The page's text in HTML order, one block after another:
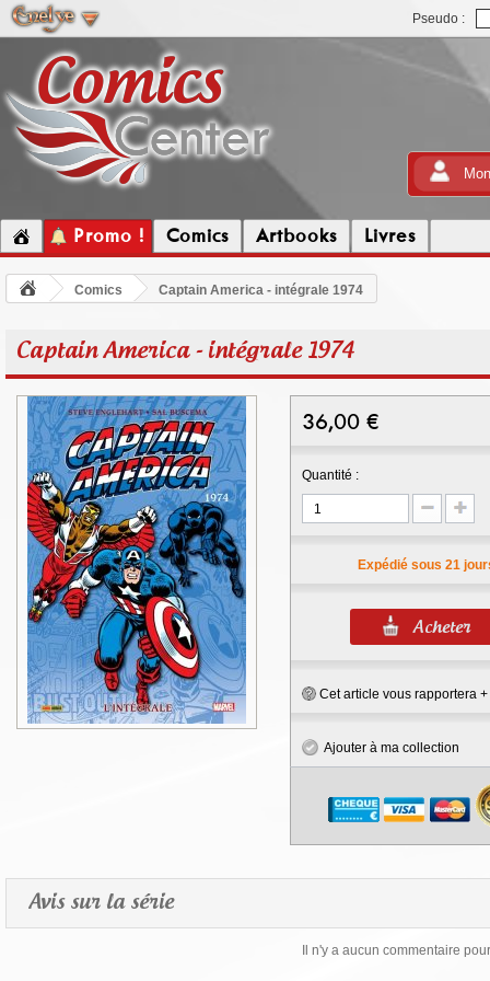
Pseudo :
Promo ! Comics Artbooks Livres
Comics Captain America - intégrale 1974
Captain America - intégrale 1974
36,00 €
Quantité :
Expédié sous 21
Cet article vous rapportera +
Ajouter à ma collection
Avis sur la série
Il n'y a aucun commentaire